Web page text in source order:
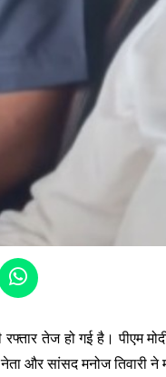
तेज हो गई है। पीएम मोदी
और सांसद मनोज तिवारी